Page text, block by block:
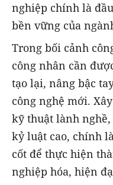
nghiệp chính là
bền vững của
Trong bối cảnh
công nhân cần
tạo lại, nâng bậc
công nghệ mới.
kỹ thuật lành
kỷ luật cao, chính
cốt để thực hiện
nghiệp hóa, hiện